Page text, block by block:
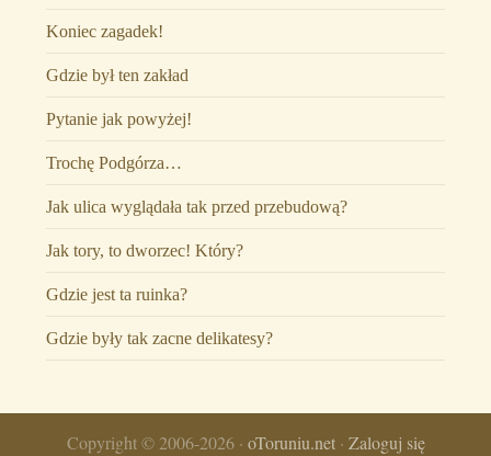
Koniec zagadek!
Gdzie był ten zakład
Pytanie jak powyżej!
Trochę Podgórza…
Jak ulica wyglądała tak przed przebudową?
Jak tory, to dworzec! Który?
Gdzie jest ta ruinka?
Gdzie były tak zacne delikatesy?
Copyright © 2006-2026 · oToruniu.net· Zaloguj się